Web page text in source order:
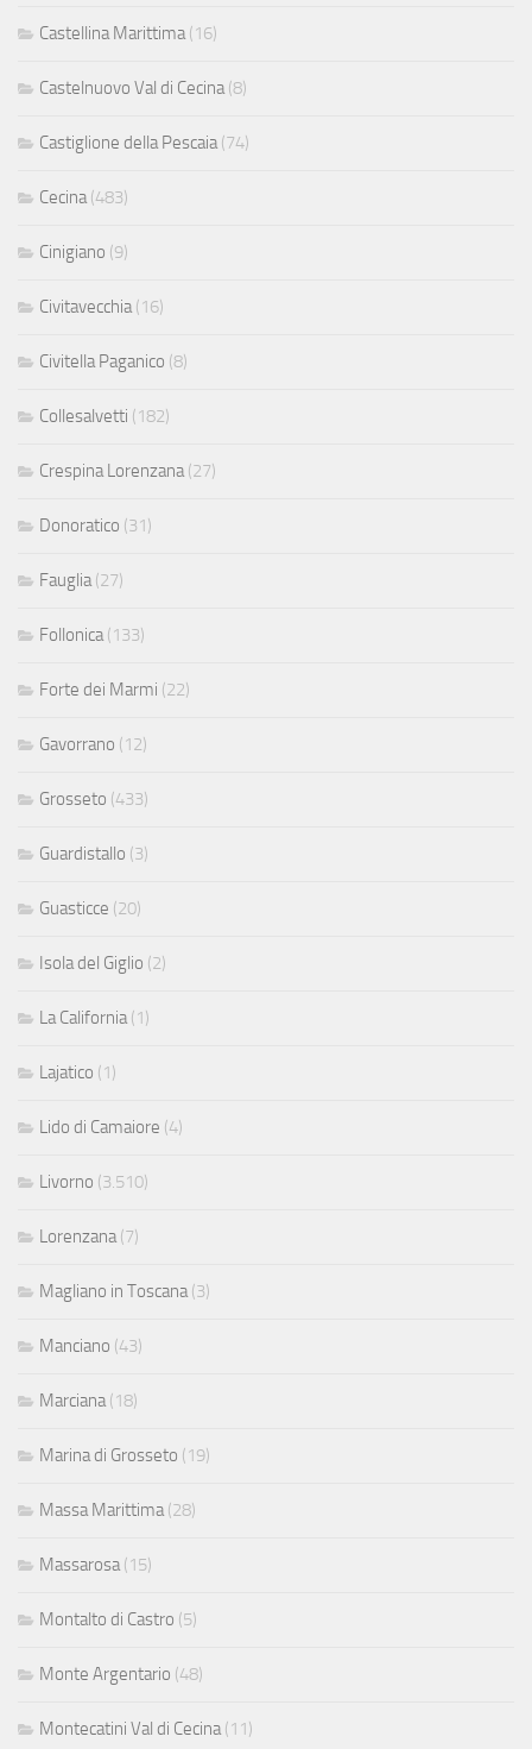
Castellina Marittima (16)
Castelnuovo Val di Cecina (8)
Castiglione della Pescaia (74)
Cecina (483)
Cinigiano (9)
Civitavecchia (16)
Civitella Paganico (8)
Collesalvetti (182)
Crespina Lorenzana (27)
Donoratico (31)
Fauglia (27)
Follonica (133)
Forte dei Marmi (22)
Gavorrano (12)
Grosseto (433)
Guardistallo (3)
Guasticce (20)
Isola del Giglio (2)
La California (1)
Lajatico (1)
Lido di Camaiore (4)
Livorno (3.510)
Lorenzana (7)
Magliano in Toscana (3)
Manciano (43)
Marciana (18)
Marina di Grosseto (19)
Massa Marittima (28)
Massarosa (15)
Montalto di Castro (5)
Monte Argentario (48)
Montecatini Val di Cecina (11)